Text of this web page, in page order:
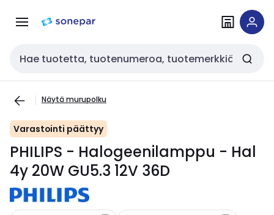
navigointiinsisältöön
Haku
Näytä murupolku
Varastointi päättyy
PHILIPS - Halogeenilamppu - Hal
4y 20W GU5.3 12V 36D